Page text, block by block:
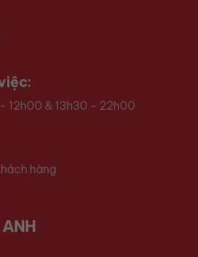
12h00 & 13h30 - 22h00
hàng